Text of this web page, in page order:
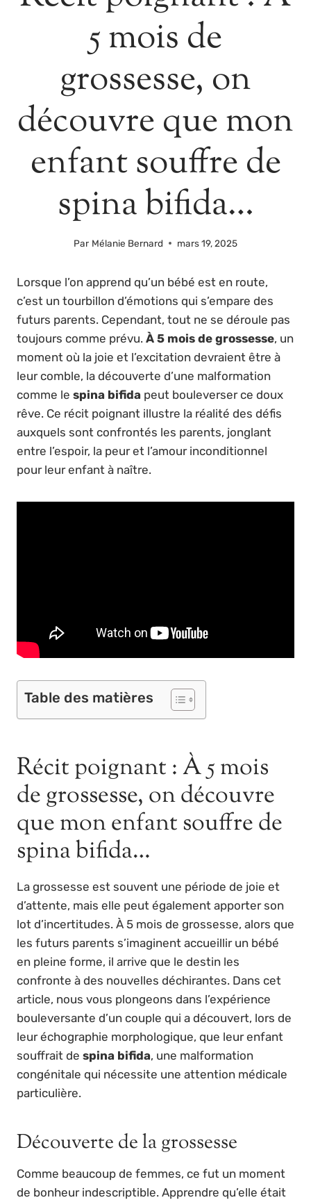
5 mois de
grossesse, on
découvre que mon
enfant souffre de
spina bifida…
Par Mélanie Bernard mars 19, 2025
Lorsque l’on apprend qu’un bébé est en route,
c’est un tourbillon d’émotions qui s’empare des
futurs parents. Cependant, tout ne se déroule pas
toujours comme prévu. À 5 mois de grossesse, un
moment où la joie et l’excitation devraient être à
leur comble, la découverte d’une malformation
comme le spina bifida peut bouleverser ce doux
rêve. Ce récit poignant illustre la réalité des défis
auxquels sont confrontés les parents, jonglant
entre l’espoir, la peur et l’amour inconditionnel
pour leur enfant à naître.
Table des matières
Récit poignant : À 5 mois
de grossesse, on découvre
que mon enfant souffre de
spina bifida…
La grossesse est souvent une période de joie et
d’attente, mais elle peut également apporter son
lot d’incertitudes. À 5 mois de grossesse, alors que
les futurs parents s’imaginent accueillir un bébé
en pleine forme, il arrive que le destin les
confronte à des nouvelles déchirantes. Dans cet
article, nous vous plongeons dans l’expérience
bouleversante d’un couple qui a découvert, lors de
leur échographie morphologique, que leur enfant
souffrait de spina bifida, une malformation
congénitale qui nécessite une attention médicale
particulière.
Découverte de la grossesse
Comme beaucoup de femmes, ce fut un moment
de bonheur indescriptible. Apprendre qu’elle était